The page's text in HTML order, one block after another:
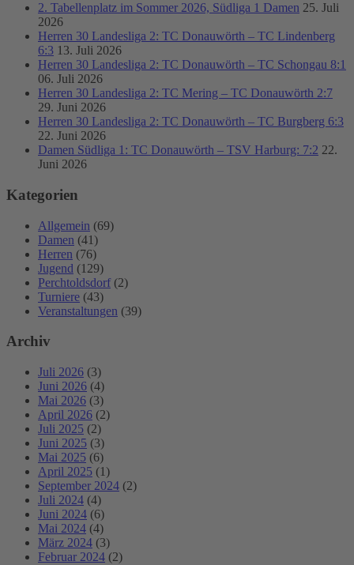
2. Tabellenplatz im Sommer 2026, Südliga 1 Damen 25. Juli
2026
Herren 30 Landesliga 2: TC Donauwörth – TC Lindenberg
6:3 13. Juli 2026
Herren 30 Landesliga 2: TC Donauwörth – TC Schongau 8:1
06. Juli 2026
Herren 30 Landesliga 2: TC Mering – TC Donauwörth 2:7
29. Juni 2026
Herren 30 Landesliga 2: TC Donauwörth – TC Burgberg 6:3
22. Juni 2026
Damen Südliga 1: TC Donauwörth – TSV Harburg: 7:2 22.
Juni 2026
Kategorien
Allgemein (69)
Damen (41)
Herren (76)
Jugend (129)
Perchtoldsdorf (2)
Turniere (43)
Veranstaltungen (39)
Archiv
Juli 2026 (3)
Juni 2026 (4)
Mai 2026 (3)
April 2026 (2)
Juli 2025 (2)
Juni 2025 (3)
Mai 2025 (6)
April 2025 (1)
September 2024 (2)
Juli 2024 (4)
Juni 2024 (6)
Mai 2024 (4)
März 2024 (3)
Februar 2024 (2)